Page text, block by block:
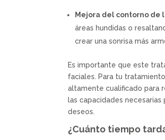
Mejora del contorno de
áreas hundidas o
crear una sonrisa más
Es importante que este
faciales. Para tu
altamente cualificado para
las capacidades
deseos.
¿Cuánto tiempo